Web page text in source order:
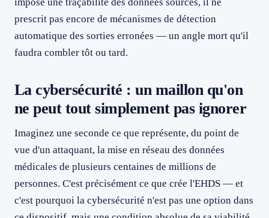
prescrit pas encore de mécanismes de détection
automatique des sorties erronées — un angle mort qu'il
faudra combler tôt ou tard.
La cybersécurité : un maillon qu'on
ne peut tout simplement pas ignorer
Imaginez une seconde ce que représente, du point de
vue d'un attaquant, la mise en réseau des données
médicales de plusieurs centaines de millions de
personnes. C'est précisément ce que crée l'EHDS — et
c'est pourquoi la cybersécurité n'est pas une option dans